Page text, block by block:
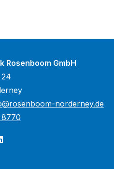
Rosenboom GmbH
norderney.de